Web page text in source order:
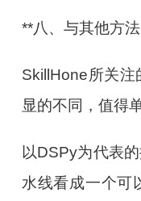
**八、与其他方
SkillHone所关注
显的不同，值得
以DSPy为代表
水线看成一个可